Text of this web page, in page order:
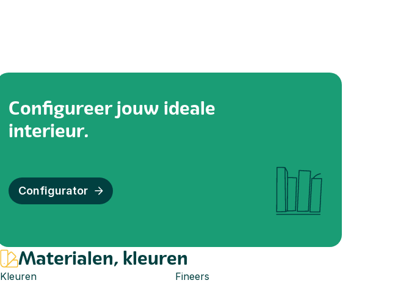
Configureer jouw ideale
interieur.
Configurator
Materialen, kleuren
Kleuren Fineers